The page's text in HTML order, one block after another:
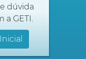
dúvida
a GETI.